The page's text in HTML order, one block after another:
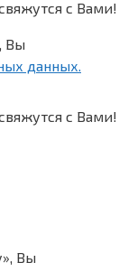
с Вами!
Вы
данных.
с Вами!
Вы